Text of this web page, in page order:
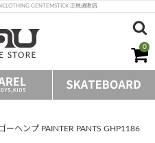
GENTEMSTICK 正規通販店
0
ヘンプ PAINTER PANTS GHP1186